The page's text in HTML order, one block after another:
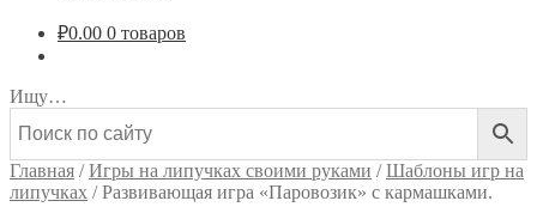
₽0.00 0 товаров
Ищу…
Главная /Игры на липучках своими руками /Шаблоны игр на
липучках /Развивающая игра «Паровозик» с кармашками.